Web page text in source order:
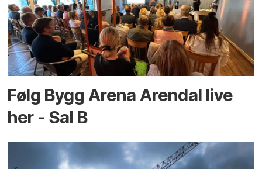
Følg Bygg Arena Arendal live
her - Sal B